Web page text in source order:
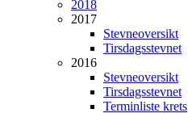
2018
2017
Stevneoversikt
Tirsdagsstevnet
2016
Stevneoversikt
Tirsdagsstevnet
Terminliste krets